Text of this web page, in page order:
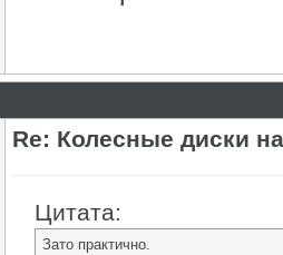
Re: Колесные диски
Цитата:
Зато практично.